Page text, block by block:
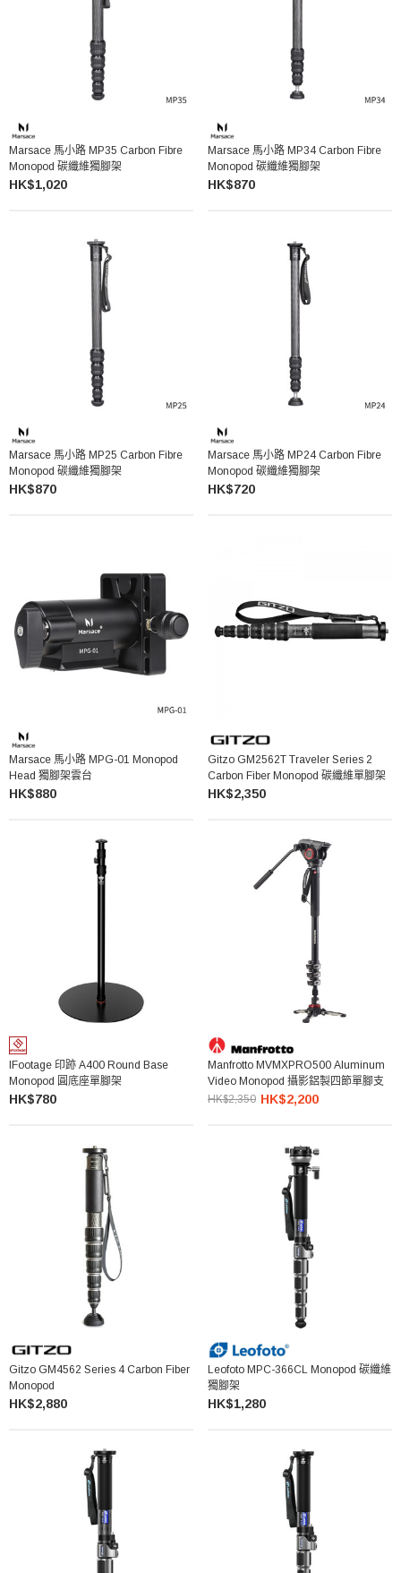
Marsace 馬小路 MP35 Carbon Fibre
Monopod 碳纖維獨腳架
HK$1,020
Marsace 馬小路 MP34 Carbon Fibre
Monopod 碳纖維獨腳架
HK$870
Marsace 馬小路 MP25 Carbon Fibre
Monopod 碳纖維獨腳架
HK$870
Marsace 馬小路 MP24 Carbon Fibre
Monopod 碳纖維獨腳架
HK$720
Marsace 馬小路 MPG-01 Monopod
Head 獨腳架雲台
HK$880
Gitzo GM2562T Traveler Series 2
Carbon Fiber Monopod 碳纖維單腳架
HK$2,350
IFootage 印跡 A400 Round Base
Monopod 圓底座單腳架
HK$780
Manfrotto MVMXPRO500 Aluminum
Video Monopod 攝影鋁製四節單腳支
HK$2,350 HK$2,200
Gitzo GM4562 Series 4 Carbon Fiber
Monopod
HK$2,880
Leofoto MPC-366CL Monopod 碳纖維
獨腳架
HK$1,280